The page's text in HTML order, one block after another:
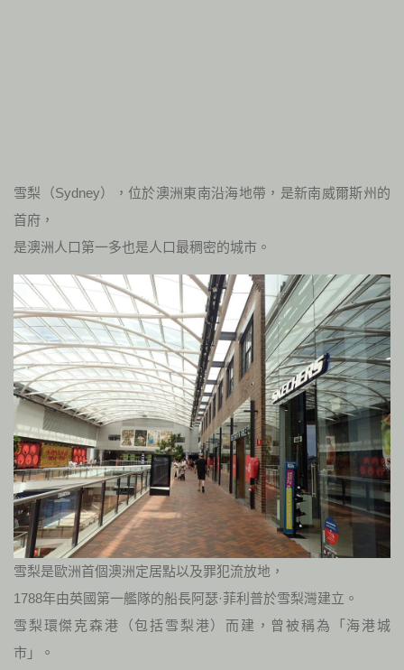
雪梨（Sydney），位於澳洲東南沿海地帶，是新南威爾斯州的
首府，
是澳洲人口第一多也是人口最稠密的城市。
雪梨是歐洲首個澳洲定居點以及罪犯流放地，
1788年由英國第一艦隊的船長阿瑟·菲利普於雪梨灣建立。
雪梨環傑克森港（包括雪梨港）而建，曾被稱為「海港城
市」。